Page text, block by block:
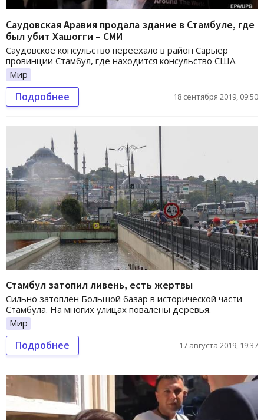
Саудовская Аравия продала здание в Стамбуле, где
был убит Хашогги – СМИ
Саудовское консульство переехало в район Сарыер
провинции Стамбул, где находится консульство США.
Мир
Подробнее 18 сентября 2019, 09:50
Стамбул затопил ливень, есть жертвы
Сильно затоплен Большой базар в исторической части
Стамбула. На многих улицах повалены деревья.
Мир
Подробнее 17 августа 2019, 19:37